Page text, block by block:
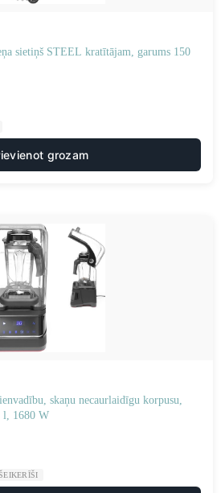
sietiņš STEEL kratītājam, garums 150
grozam
skaņu necaurlaidīgu korpusu,
l, 1680 W